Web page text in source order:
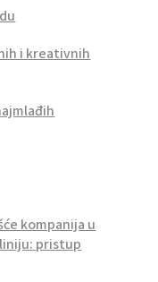
i kreativnih
kompanija u
pristup